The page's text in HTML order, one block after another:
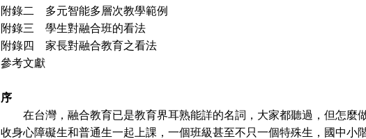
附錄二 多元智能多層次教學範例
附錄三 學生對融合班的看法
附錄四 家長對融合教育之看法
參考文獻
序
在台灣，融合教育已是教育界耳熟能詳的名詞，大家都聽過，但怎麼
收身心障礙生和普通生一起上課，一個班級甚至不只一個特殊生，國中小